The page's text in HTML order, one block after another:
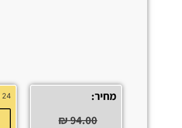
מחיר:
94.00
₪
24 במלאי